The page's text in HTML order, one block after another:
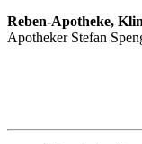
Reben-Apotheke,
Apotheker Stefan